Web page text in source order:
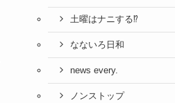
土曜はナニする⁉
なないろ日和
news every.
ノンストップ